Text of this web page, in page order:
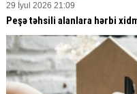
29 İyul 2026 21:09
Peşə təhsili alanlara hərbi